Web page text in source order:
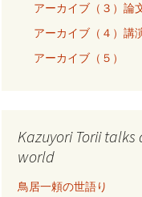
アーカイブ（３）論
アーカイブ（４）講
アーカイブ（５）
Kazuyori Torii
world
鳥居一頼の世語り